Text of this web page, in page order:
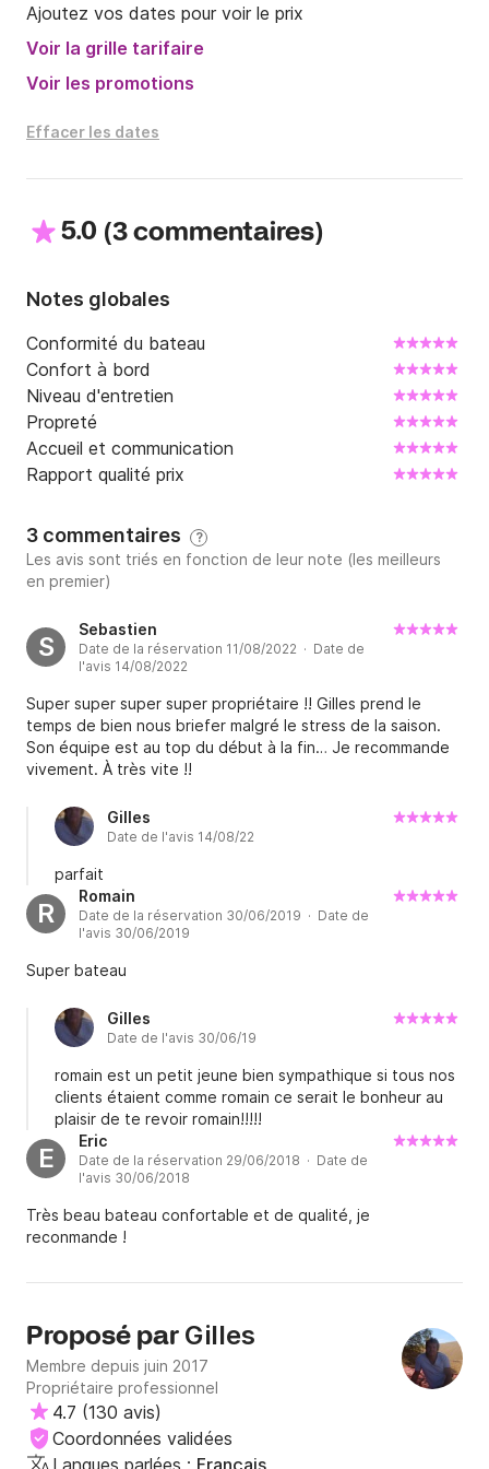
Ajoutez vos dates pour voir le prix
Voir la grille tarifaire
Voir les promotions
Effacer les dates
5.0 (3 commentaires)
Notes globales
Conformité du bateau
Confort à bord
Niveau d'entretien
Propreté
Accueil et communication
Rapport qualité prix
3 commentaires ?
Les avis sont triés en fonction de leur note (les meilleurs
en premier)
S
Sebastien
Date de la réservation 11/08/2022 · Date de
l'avis 14/08/2022
Super super super super propriétaire !! Gilles prend le
temps de bien nous briefer malgré le stress de la saison.
Son équipe est au top du début à la fin… Je recommande
vivement. À très vite !!
Gilles
Date de l'avis 14/08/22
parfait
R
Romain
Date de la réservation 30/06/2019 · Date de
l'avis 30/06/2019
Super bateau
Gilles
Date de l'avis 30/06/19
romain est un petit jeune bien sympathique si tous nos
clients étaient comme romain ce serait le bonheur au
plaisir de te revoir romain!!!!!
E
Eric
Date de la réservation 29/06/2018 · Date de
l'avis 30/06/2018
Très beau bateau confortable et de qualité, je
reconmande !
Proposé par Gilles
Membre depuis juin 2017
Propriétaire professionnel
4.7 (130 avis)
Coordonnées validées